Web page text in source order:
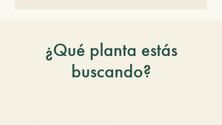
¿Qué planta estás
buscando?